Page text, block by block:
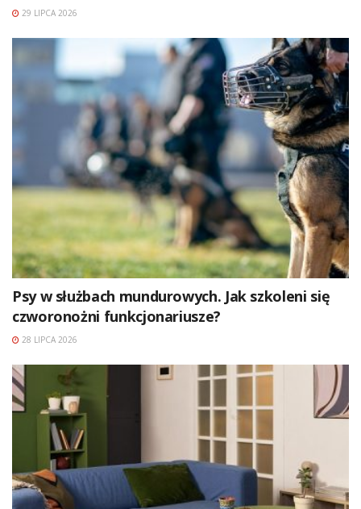
29 LIPCA 2026
Psy w służbach mundurowych. Jak szkoleni się
czworonożni funkcjonariusze?
28 LIPCA 2026